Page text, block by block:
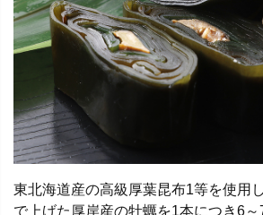
東北海道産の高級厚葉昆布1等を使用
で上げた厚岸産の牡蠣を1本につき6